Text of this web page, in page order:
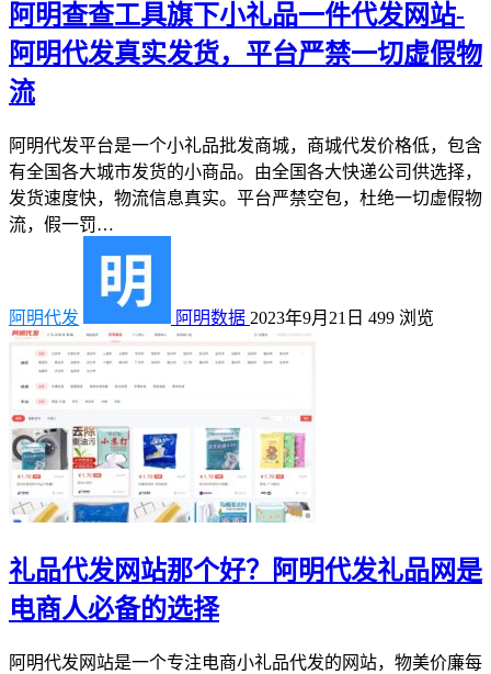
阿明查查工具旗下小礼品一件代发网站-
阿明代发真实发货，平台严禁一切虚假物
流
阿明代发平台是一个小礼品批发商城，商城代发价格低，包含
有全国各大城市发货的小商品。由全国各大快递公司供选择，
发货速度快，物流信息真实。平台严禁空包，杜绝一切虚假物
流，假一罚…
阿明代发 阿明数据 2023年9月21日 499 浏览
礼品代发网站那个好？阿明代发礼品网是
电商人必备的选择
阿明代发网站是一个专注电商小礼品代发的网站，物美价廉每